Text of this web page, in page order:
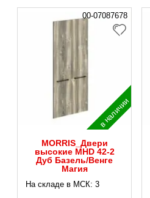
00-07087678
в наличии
MORRIS_Двери
высокие MHD 42-2
Дуб Базель/Венге
Магия
На складе в МСК: 3